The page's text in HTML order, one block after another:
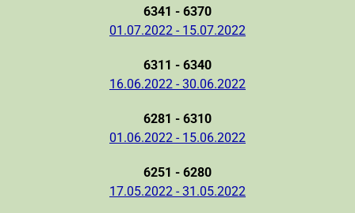
6341 - 6370
01.07.2022 - 15.07.2022
6311 - 6340
16.06.2022 - 30.06.2022
6281 - 6310
01.06.2022 - 15.06.2022
6251 - 6280
17.05.2022 - 31.05.2022